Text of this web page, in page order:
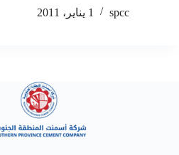
spcc
1 يناير، 2011